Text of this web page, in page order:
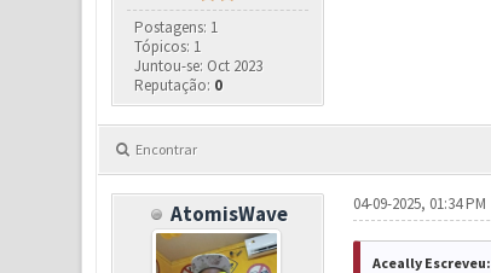
Postagens: 1
Tópicos: 1
Juntou-se: Oct 2023
Reputação: 0
Encontrar
AtomisWave 04-09-2025, 01:34 PM
Aceally Escreveu: